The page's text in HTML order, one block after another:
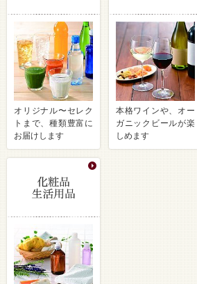
オリジナル〜セレク
トまで、種類豊富に
お届けします
本格ワインや、オー
ガニックビールが楽
しめます